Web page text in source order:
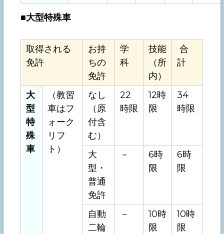
■大型特殊車
取得される
免許
お持
ちの
免許
学
科
技能
（所
内）
合
計
大
型
特
殊
車
（教習
車はフ
ォーク
リフ
ト）
なし
（原
付含
む）
22
時限
12時
限
34
時限
大
型・
普通
免許
－
6時
限
6時
限
自動
二輪
－
10時
限
10時
限